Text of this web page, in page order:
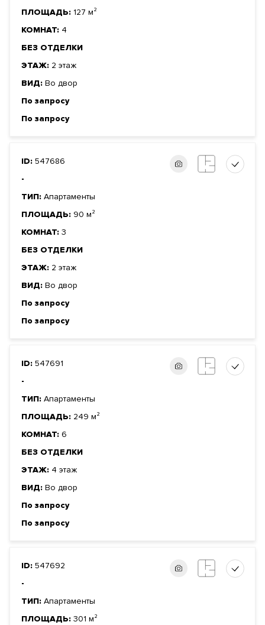
ПЛОЩАДЬ: 127 м²
КОМНАТ: 4
БЕЗ ОТДЕЛКИ
ЭТАЖ: 2 этаж
ВИД: Во двор
По запросу
По запросу
ID: 547686
-
ТИП: Апартаменты
ПЛОЩАДЬ: 90 м²
КОМНАТ: 3
БЕЗ ОТДЕЛКИ
ЭТАЖ: 2 этаж
ВИД: Во двор
По запросу
По запросу
ID: 547691
-
ТИП: Апартаменты
ПЛОЩАДЬ: 249 м²
КОМНАТ: 6
БЕЗ ОТДЕЛКИ
ЭТАЖ: 4 этаж
ВИД: Во двор
По запросу
По запросу
ID: 547692
-
ТИП: Апартаменты
ПЛОЩАДЬ: 301 м²